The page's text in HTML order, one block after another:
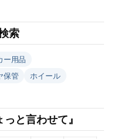
索
ー用品
保管
ホイール
と言わせて』